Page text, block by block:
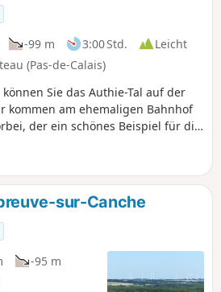
-99 m 3:00 Std.
Leicht
(Pas-de-Calais)
Sie das Authie-Tal auf der
kommen am ehemaligen Bahnhof
der ein schönes Beispiel für die
ist auch der kleine
auch hier an die Schrecken des
Sie schließlich die herrliche
die charmante Stadt Auxi.
sur-Canche
-95 m